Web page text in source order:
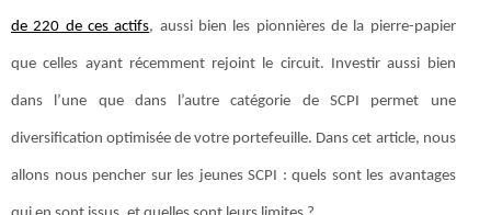
de 220 de ces actifs, aussi bien les pionnières de la pierre-papier
que celles ayant récemment rejoint le circuit. Investir aussi bien
dans l’une que dans l’autre catégorie de SCPI permet une
diversification optimisée de votre portefeuille. Dans cet article, nous
allons nous pencher sur les jeunes SCPI : quels sont les avantages